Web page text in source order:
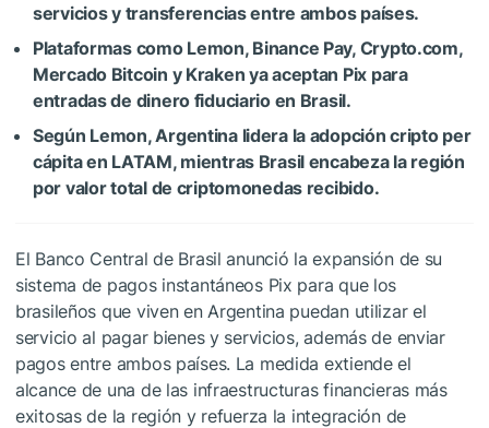
servicios y transferencias entre ambos países.
Plataformas como Lemon, Binance Pay, Crypto.com,
Mercado Bitcoin y Kraken ya aceptan Pix para
entradas de dinero fiduciario en Brasil.
Según Lemon, Argentina lidera la adopción cripto per
cápita en LATAM, mientras Brasil encabeza la región
por valor total de criptomonedas recibido.
El Banco Central de Brasil anunció la expansión de su
sistema de pagos instantáneos Pix para que los
brasileños que viven en Argentina puedan utilizar el
servicio al pagar bienes y servicios, además de enviar
pagos entre ambos países. La medida extiende el
alcance de una de las infraestructuras financieras más
exitosas de la región y refuerza la integración de